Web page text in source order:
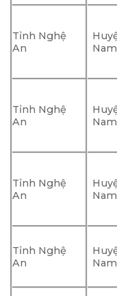
Tỉnh Nghệ
An
Tỉnh Nghệ
An
Tỉnh Nghệ
An
Tỉnh Nghệ
An